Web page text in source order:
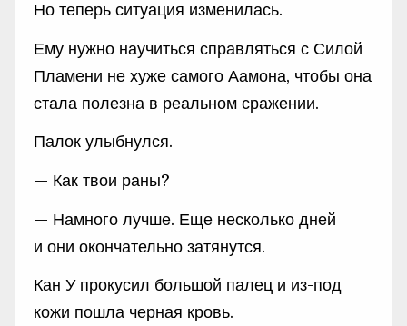
Но теперь ситуация изменилась.
Ему нужно научиться справляться с Силой
Пламени не хуже самого Аамона, чтобы она
стала полезна в реальном сражении.
Палок улыбнулся.
— Как твои раны?
— Намного лучше. Еще несколько дней
и они окончательно затянутся.
Кан У прокусил большой палец и из-под
кожи пошла черная кровь.